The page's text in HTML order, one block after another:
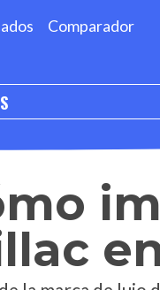
Comparador